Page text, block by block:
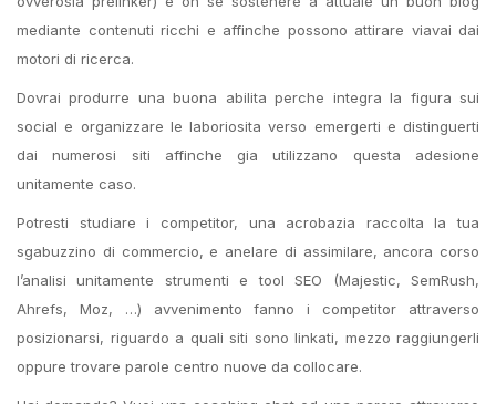
mediante contenuti ricchi e affinche possono attirare viavai dai
motori di ricerca.
Dovrai produrre una buona abilita perche integra la figura sui
social e organizzare le laboriosita verso emergerti e distinguerti
dai numerosi siti affinche gia utilizzano questa adesione
unitamente caso.
Potresti studiare i competitor, una acrobazia raccolta la tua
sgabuzzino di commercio, e anelare di assimilare, ancora corso
l’analisi unitamente strumenti e tool SEO (Majestic, SemRush,
Ahrefs, Moz, …) avvenimento fanno i competitor attraverso
posizionarsi, riguardo a quali siti sono linkati, mezzo raggiungerli
oppure trovare parole centro nuove da collocare.